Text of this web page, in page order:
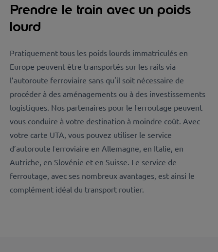
Prendre le train avec un poids
lourd
Pratiquement tous les poids lourds immatriculés en
Europe peuvent être transportés sur les rails via
l’autoroute ferroviaire sans qu'il soit nécessaire de
procéder à des aménagements ou à des investissements
logistiques. Nos partenaires pour le ferroutage peuvent
vous conduire à votre destination à moindre coût. Avec
votre carte UTA, vous pouvez utiliser le service
d’autoroute ferroviaire en Allemagne, en Italie, en
Autriche, en Slovénie et en Suisse. Le service de
ferroutage, avec ses nombreux avantages, est ainsi le
complément idéal du transport routier.